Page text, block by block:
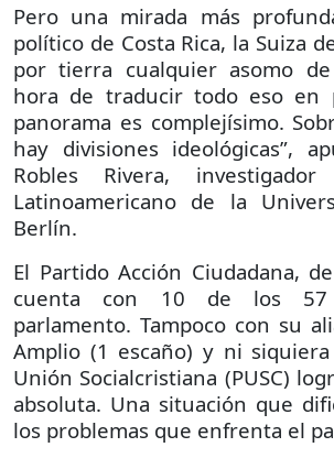
Pero una mirada más
político de Costa Rica, la Suiza
por tierra cualquier asomo
hora de traducir todo eso en
panorama es complejísimo.
hay divisiones ideológicas”,
Robles Rivera,
Latinoamericano de la
Berlín.
El Partido Acción Ciudadana,
cuenta con 10 de los 57
parlamento. Tampoco con su
Amplio (1 escaño) y ni
Unión Socialcristiana (PUSC)
absoluta. Una situación que
los problemas que enfrenta el